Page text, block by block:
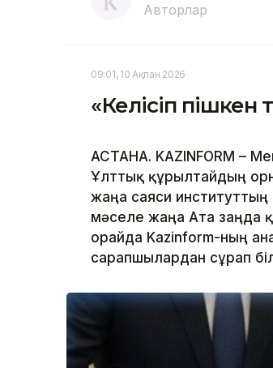
Авторлар
09:01, 10 Ақпан 2026
«Келісіп пішкен
АСТАНА. KAZINFORM –
Ұлттық құрылтайдың
жаңа саяси
мәселе жаңа Ата заңда
орайда Kazinform-ның
сарапшылардан сұрап